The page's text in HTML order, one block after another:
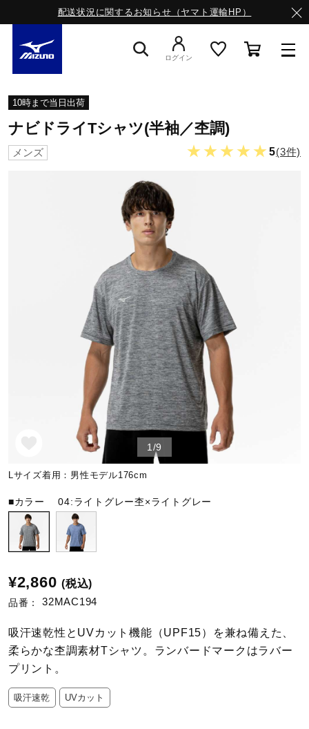
配送状況に関するお知らせ（ヤマト運輸HP）
スニーカー
サッカー／フットサル
トレーニング
ゴルフ
スイム
バレーボール
テニス／ソフトテニス
バドミントン
陸上競技
卓球
ログイン
10時まで当日出荷
ナビドライTシャツ(半袖／杢調)
メンズ ★★★★★5(3件)
1/9
Lサイズ着用：男性モデル176cm
■カラー04:ライトグレー杢×ライトグレー
¥2,860 (税込)
品番： 32MAC194
吸汗速乾性とUVカット機能（UPF15）を兼ね備えた、
柔らかな杢調素材Tシャツ。ランバードマークはラバー
プリント。
吸汗速乾 UVカット